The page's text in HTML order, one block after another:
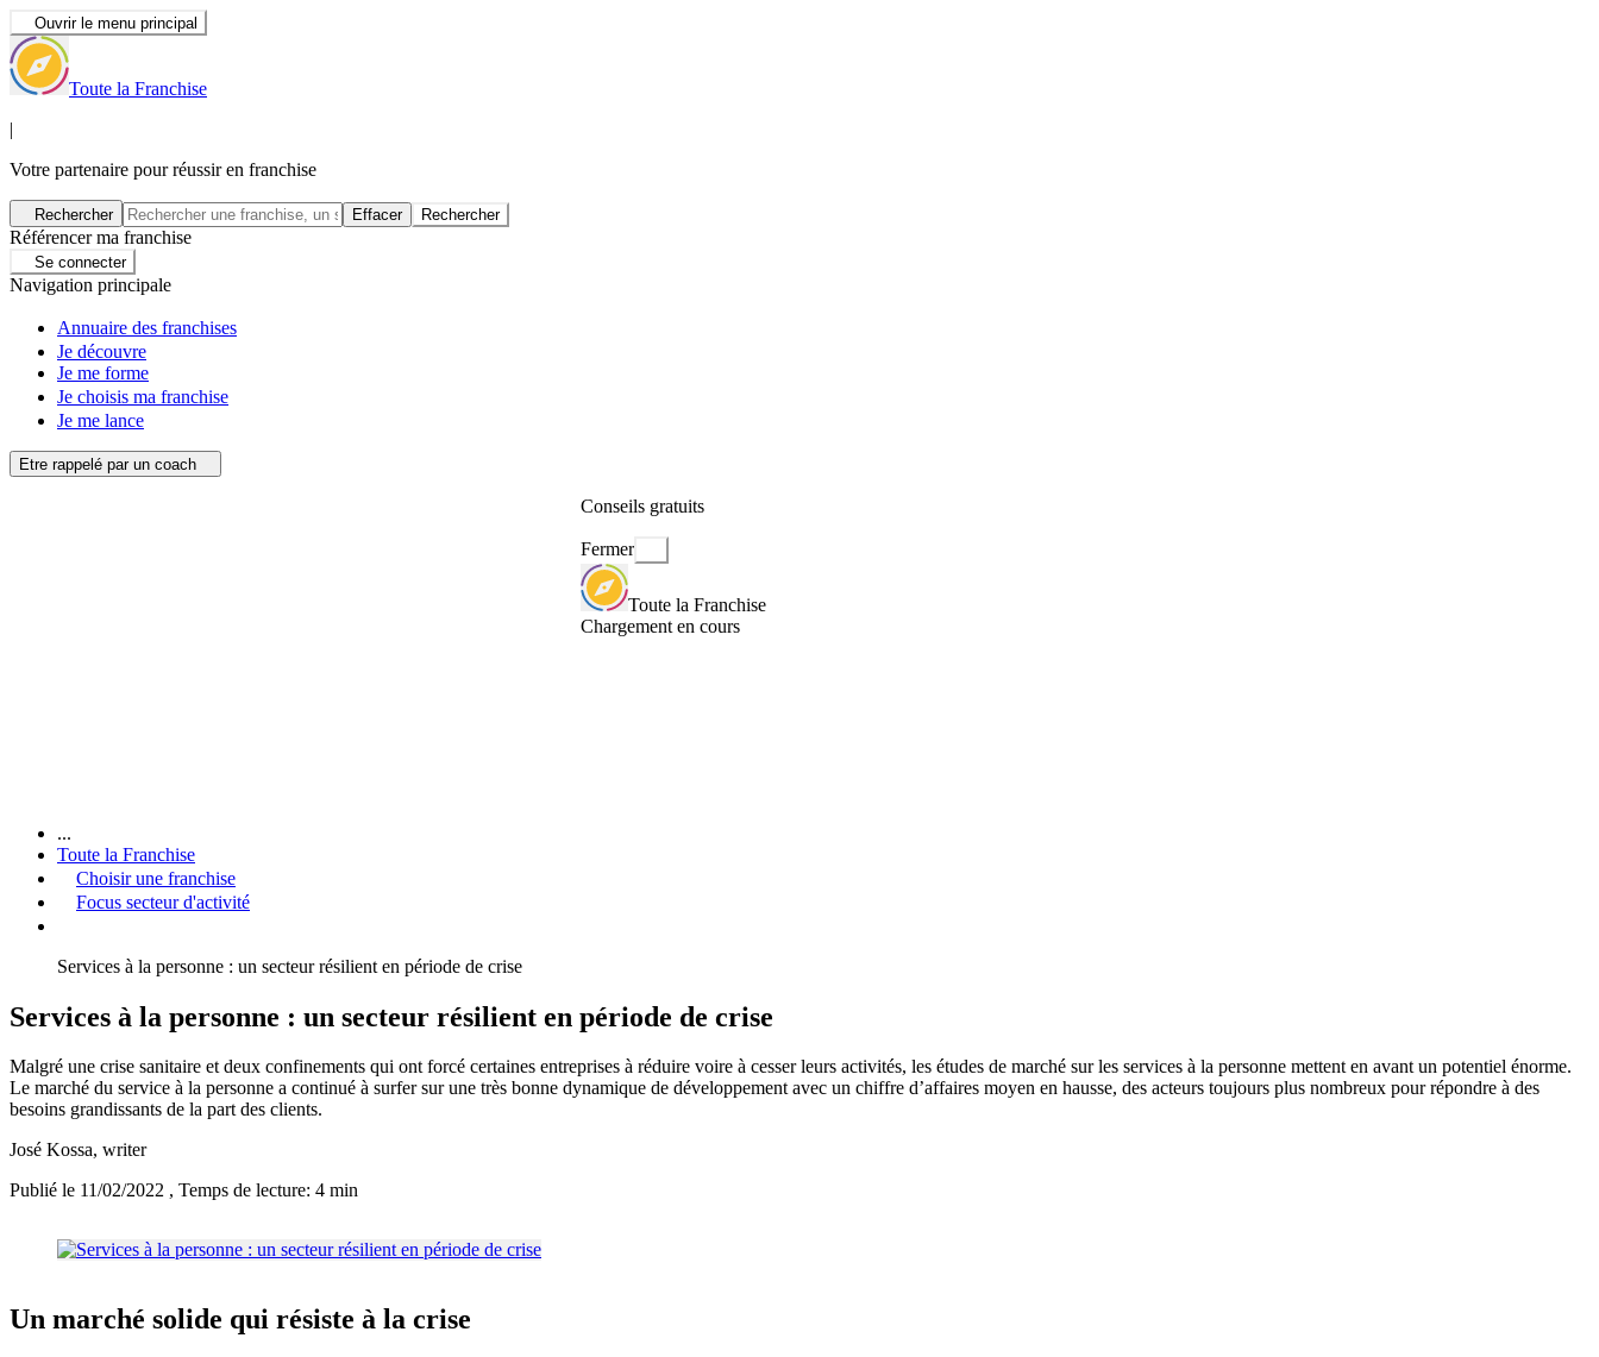
Ouvrir le menu principal
Toute la Franchise
|
Votre partenaire pour réussir en franchise
Rechercher Effacer Rechercher
Référencer ma franchise
Se connecter
Navigation principale
Annuaire des franchises
Je découvre
Je me forme
Je choisis ma franchise
Je me lance
Etre rappelé par un coach
Conseils gratuits
Fermer
Toute la Franchise
Chargement en cours
...
Toute la Franchise
Choisir une franchise
Focus secteur d'activité
Services à la personne : un secteur résilient en période de crise
Services à la personne : un secteur résilient en période de crise
Malgré une crise sanitaire et deux confinements qui ont forcé certaines entreprises à réduire voire à cesser leurs activités, les études de marché sur les services à la personne mettent en avant un potentiel énorme.
Le marché du service à la personne a continué à surfer sur une très bonne dynamique de développement avec un chiffre d’affaires moyen en hausse, des acteurs toujours plus nombreux pour répondre à des
besoins grandissants de la part des clients.
José Kossa, writer
Publié le 11/02/2022 , Temps de lecture: 4 min
Un marché solide qui résiste à la crise